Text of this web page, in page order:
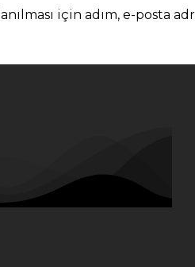
için adım, e-posta